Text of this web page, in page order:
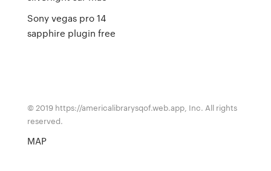
Sony vegas pro 14
sapphire plugin free
© 2019 https://americalibrarysqof.web.app, Inc. All rights
reserved.
MAP